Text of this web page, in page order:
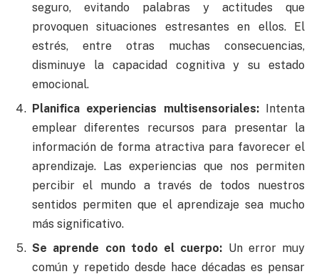
seguro, evitando palabras y actitudes que
provoquen situaciones estresantes en ellos. El
estrés, entre otras muchas consecuencias,
disminuye la capacidad cognitiva y su estado
emocional.
Planifica experiencias multisensoriales: Intenta
emplear diferentes recursos para presentar la
información de forma atractiva para favorecer el
aprendizaje. Las experiencias que nos permiten
percibir el mundo a través de todos nuestros
sentidos permiten que el aprendizaje sea mucho
más significativo.
Se aprende con todo el cuerpo: Un error muy
común y repetido desde hace décadas es pensar